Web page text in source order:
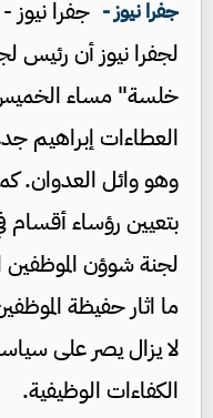
جفرا نيوز - جفرا
لجفرا نيوز أن رئيس
خلسة" مساء الخميس
العطاءات إبراهيم
وهو وائل العدوان.
بتعيين رؤساء أقسام
لجنة شوؤن الموظفين
ما اثار حفيظة
لا يزال يصر على
الكفاءات الوظيفية.